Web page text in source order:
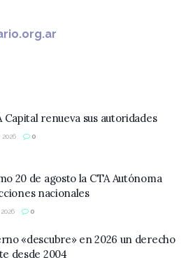
Capital renueva sus autoridades
0
20 de agosto la CTA Autónoma
nacionales
0
«descubre» en 2026 un derecho
desde 2004